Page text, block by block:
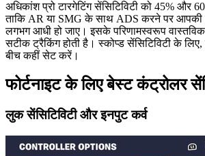
अधिकांश प्रो टारगेटिंग सेंसिटिविटी को 45% और
ताकि AR या SMG के साथ ADS करने पर आपकी
लगभग आधी हो जाए। इसके परिणामस्वरूप
सटीक ट्रैकिंग होती है। स्कोप्ड सेंसिटिविटी के
बीच कहीं सेट करें।
फोर्टनाइट के लिए बेस्ट कंट्रोलर
लुक सेंसिटिविटी और इनपुट कर्व